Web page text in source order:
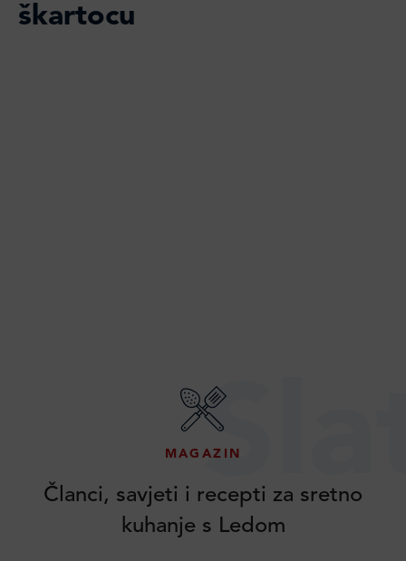
škartocu
MAGAZIN
Članci, savjeti i recepti za sretno
kuhanje s Ledom